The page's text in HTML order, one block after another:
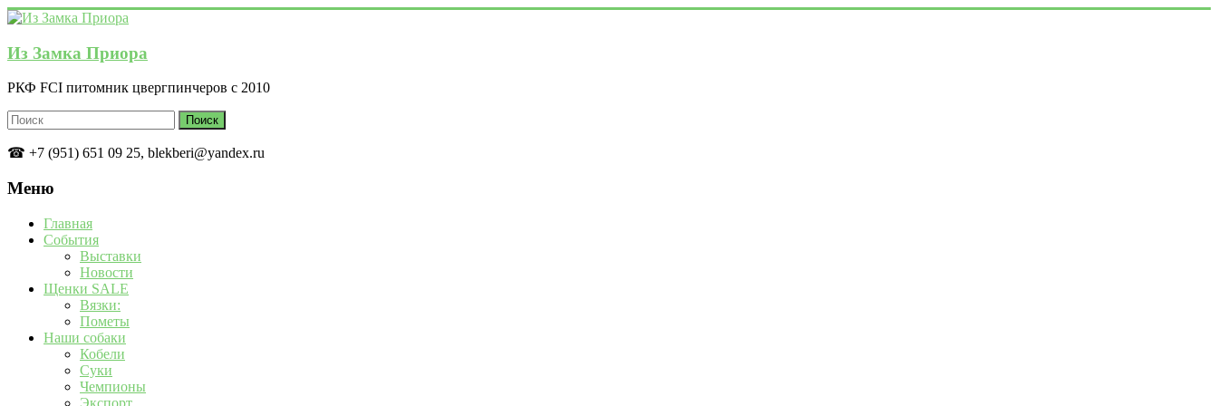
Перейти
содержимому
Из Замка Приора
РКФ FCI питомник цвергпинчеров с 2010
☎ +7 (951) 651 09 25, blekberi@yandex.ru
Меню
Главная
События
Выставки
Новости
Щенки SALE
Вязки:
Пометы
Наши собаки
Кобели
Суки
Чемпионы
Экспорт